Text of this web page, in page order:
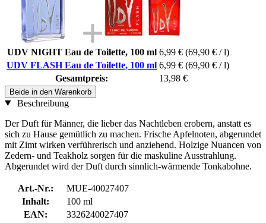
UDV NIGHT Eau de Toilette, 100 ml 6,99 € (69,90 € / l)
UDV FLASH Eau de Toilette, 100 ml 6,99 € (69,90 € / l)
Gesamtpreis:
13,98 €
Beide in den Warenkorb
Beschreibung
Der Duft für Männer, die lieber das Nachtleben erobern, anstatt es
sich zu Hause gemütlich zu machen. Frische Apfelnoten, abgerundet
mit Zimt wirken verführerisch und anziehend. Holzige Nuancen von
Zedern- und Teakholz sorgen für die maskuline Ausstrahlung.
Abgerundet wird der Duft durch sinnlich-wärmende Tonkabohne.
Art.-Nr.:
MUE-40027407
Inhalt:
100 ml
EAN:
3326240027407